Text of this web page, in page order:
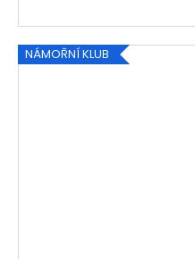
NÁMOŘNÍ KLUB